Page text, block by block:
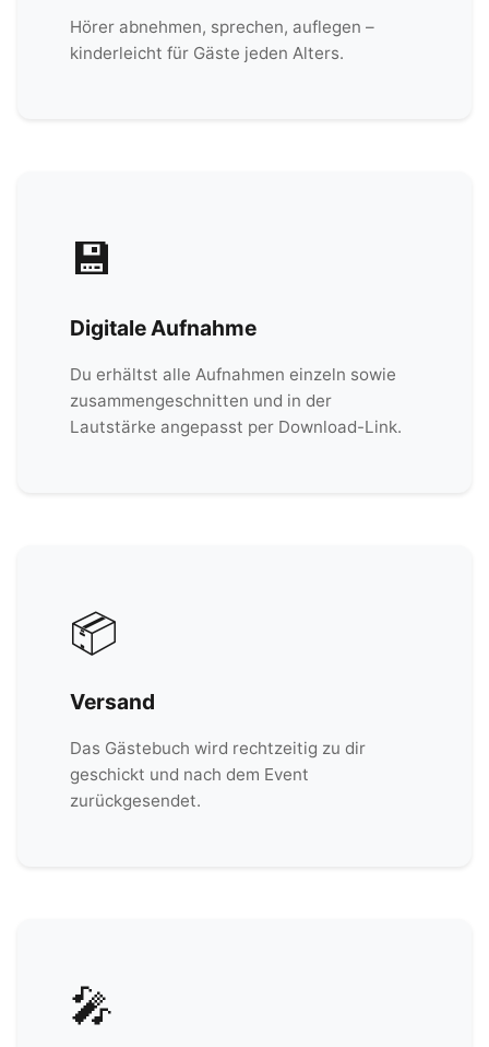
Hörer abnehmen, sprechen, auflegen –
kinderleicht für Gäste jeden Alters.
💾
Digitale Aufnahme
Du erhältst alle Aufnahmen einzeln sowie
zusammengeschnitten und in der
Lautstärke angepasst per Download-Link.
📦
Versand
Das Gästebuch wird rechtzeitig zu dir
geschickt und nach dem Event
zurückgesendet.
🎤